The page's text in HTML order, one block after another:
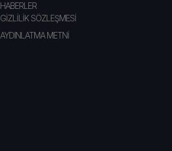
HABERLER
GİZLİLİK SÖZLEŞMESİ
AYDINLATMA METNİ